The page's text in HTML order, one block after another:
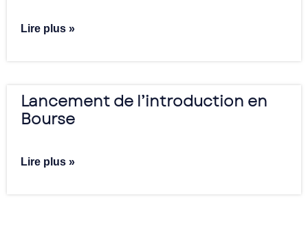
Lire plus »
Lancement de l’introduction en
Bourse
Lire plus »